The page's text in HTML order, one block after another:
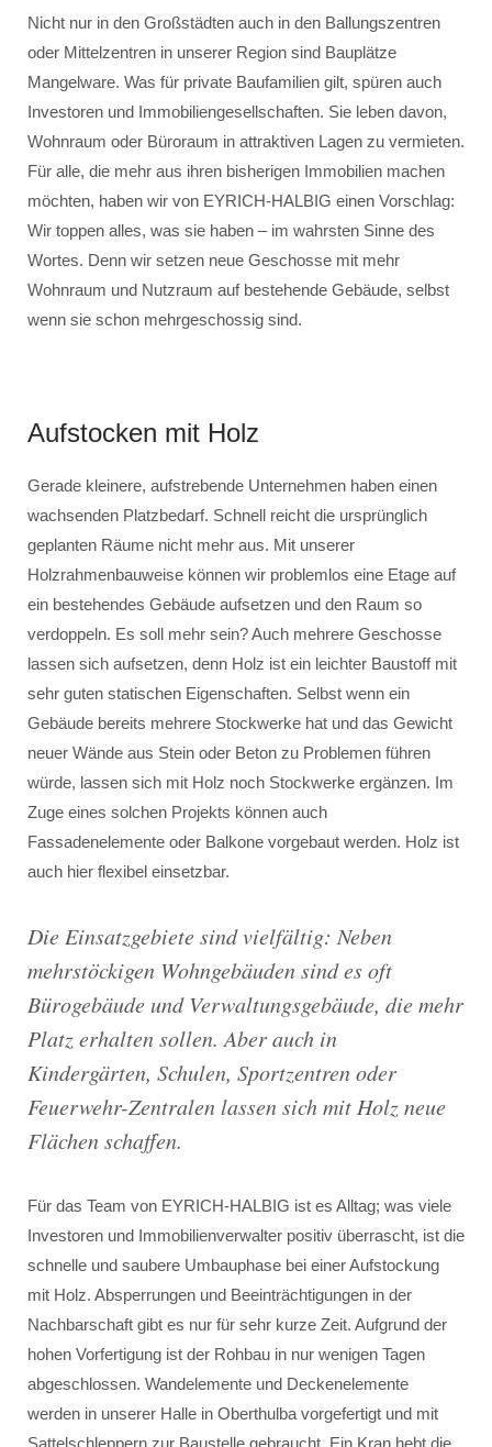
Nicht nur in den Großstädten auch in den Ballungszentren
oder Mittelzentren in unserer Region sind Bauplätze
Mangelware. Was für private Baufamilien gilt, spüren auch
Investoren und Immobiliengesellschaften. Sie leben davon,
Wohnraum oder Büroraum in attraktiven Lagen zu vermieten.
Für alle, die mehr aus ihren bisherigen Immobilien machen
möchten, haben wir von EYRICH-HALBIG einen Vorschlag:
Wir toppen alles, was sie haben – im wahrsten Sinne des
Wortes. Denn wir setzen neue Geschosse mit mehr
Wohnraum und Nutzraum auf bestehende Gebäude, selbst
wenn sie schon mehrgeschossig sind.
Aufstocken mit Holz
Gerade kleinere, aufstrebende Unternehmen haben einen
wachsenden Platzbedarf. Schnell reicht die ursprünglich
geplanten Räume nicht mehr aus. Mit unserer
Holzrahmenbauweise können wir problemlos eine Etage auf
ein bestehendes Gebäude aufsetzen und den Raum so
verdoppeln. Es soll mehr sein? Auch mehrere Geschosse
lassen sich aufsetzen, denn Holz ist ein leichter Baustoff mit
sehr guten statischen Eigenschaften. Selbst wenn ein
Gebäude bereits mehrere Stockwerke hat und das Gewicht
neuer Wände aus Stein oder Beton zu Problemen führen
würde, lassen sich mit Holz noch Stockwerke ergänzen. Im
Zuge eines solchen Projekts können auch
Fassadenelemente oder Balkone vorgebaut werden. Holz ist
auch hier flexibel einsetzbar.
Die Einsatzgebiete sind vielfältig: Neben
mehrstöckigen Wohngebäuden sind es oft
Bürogebäude und Verwaltungsgebäude, die mehr
Platz erhalten sollen. Aber auch in
Kindergärten, Schulen, Sportzentren oder
Feuerwehr-Zentralen lassen sich mit Holz neue
Flächen schaffen.
Für das Team von EYRICH-HALBIG ist es Alltag; was viele
Investoren und Immobilienverwalter positiv überrascht, ist die
schnelle und saubere Umbauphase bei einer Aufstockung
mit Holz. Absperrungen und Beeinträchtigungen in der
Nachbarschaft gibt es nur für sehr kurze Zeit. Aufgrund der
hohen Vorfertigung ist der Rohbau in nur wenigen Tagen
abgeschlossen. Wandelemente und Deckenelemente
werden in unserer Halle in Oberthulba vorgefertigt und mit
Sattelschleppern zur Baustelle gebraucht. Ein Kran hebt die